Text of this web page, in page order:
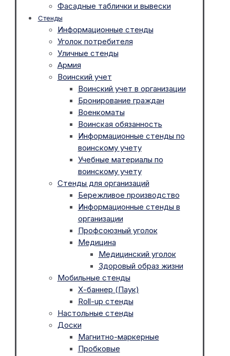
Фасадные таблички и вывески
Стенды
Информационные стенды
Уголок потребителя
Уличные стенды
Армия
Воинский учет
Воинский учет в организации
Бронирование граждан
Военкоматы
Воинская обязанность
Информационные стенды по
воинскому учету
Учебные материалы по
воинскому учету
Стенды для организаций
Бережливое производство
Информационные стенды в
организации
Профсоюзный уголок
Медицина
Медицинский уголок
Здоровый образ жизни
Мобильные стенды
Х-баннер (Паук)
Roll-up стенды
Настольные стенды
Доски
Магнитно-маркерные
Пробковые